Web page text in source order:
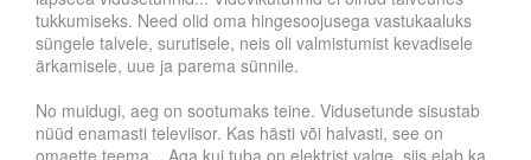
tukkumiseks. Need olid oma hingesoojusega vastukaaluks
süngele talvele, surutisele, neis oli valmistumist kevadisele
ärkamisele, uue ja parema sünnile.
No muidugi, aeg on sootumaks teine. Vidusetunde sisustab
nüüd enamasti televiisor. Kas hästi või halvasti, see on